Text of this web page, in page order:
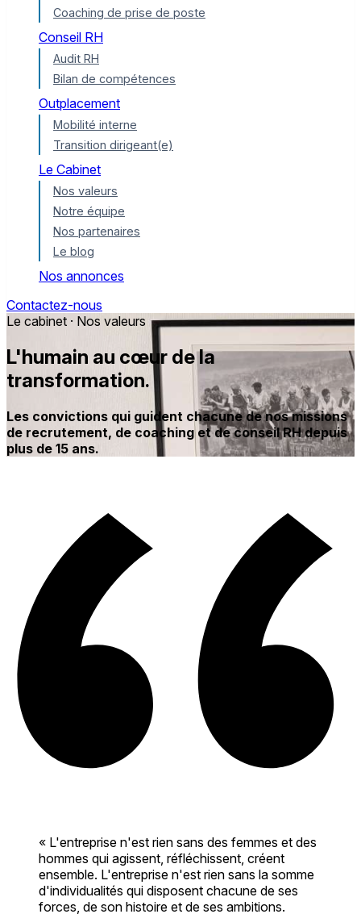
Coaching de prise de poste
Conseil RH
Audit RH
Bilan de compétences
Outplacement
Mobilité interne
Transition dirigeant(e)
Le Cabinet
Nos valeurs
Notre équipe
Nos partenaires
Le blog
Nos annonces
Contactez-nous
Le cabinet · Nos valeurs
L'humain au cœur de la
transformation.
Les convictions qui guident chacune de nos missions
de recrutement, de coaching et de conseil RH depuis
plus de 15 ans.
« L'entreprise n'est rien sans des femmes et des
hommes qui agissent, réfléchissent, créent
ensemble. L'entreprise n'est rien sans la somme
d'individualités qui disposent chacune de ses
forces, de son histoire et de ses ambitions.